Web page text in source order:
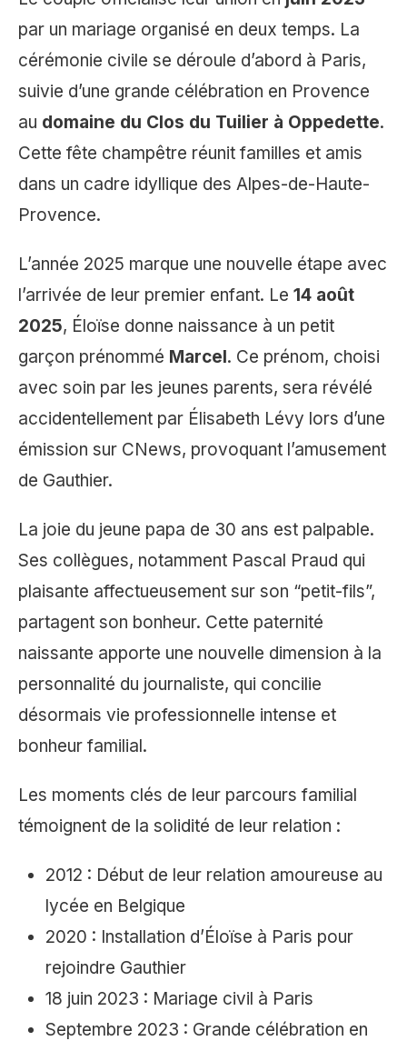
par un mariage organisé en deux temps. La
cérémonie civile se déroule d’abord à Paris,
suivie d’une grande célébration en Provence
au domaine du Clos du Tuilier à Oppedette.
Cette fête champêtre réunit familles et amis
dans un cadre idyllique des Alpes-de-Haute-
Provence.
L’année 2025 marque une nouvelle étape avec
l’arrivée de leur premier enfant. Le 14 août
2025, Éloïse donne naissance à un petit
garçon prénommé Marcel. Ce prénom, choisi
avec soin par les jeunes parents, sera révélé
accidentellement par Élisabeth Lévy lors d’une
émission sur CNews, provoquant l’amusement
de Gauthier.
La joie du jeune papa de 30 ans est palpable.
Ses collègues, notamment Pascal Praud qui
plaisante affectueusement sur son “petit-fils”,
partagent son bonheur. Cette paternité
naissante apporte une nouvelle dimension à la
personnalité du journaliste, qui concilie
désormais vie professionnelle intense et
bonheur familial.
Les moments clés de leur parcours familial
témoignent de la solidité de leur relation :
2012 : Début de leur relation amoureuse au
lycée en Belgique
2020 : Installation d’Éloïse à Paris pour
rejoindre Gauthier
18 juin 2023 : Mariage civil à Paris
Septembre 2023 : Grande célébration en